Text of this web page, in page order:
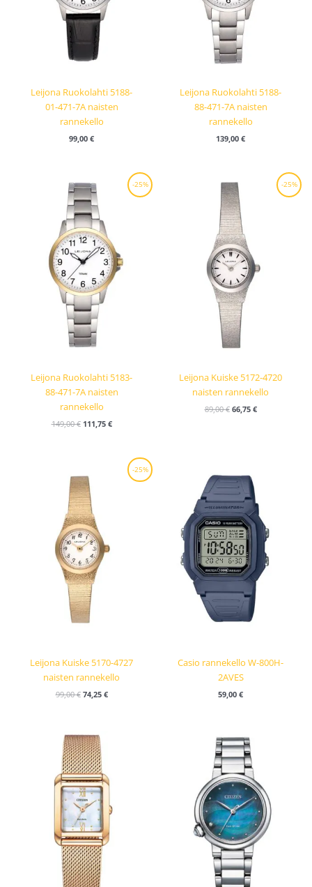
Leijona Ruokolahti 5188-
01-471-7A naisten
rannekello
99,00 €
Leijona Ruokolahti 5188-
88-471-7A naisten
rannekello
139,00 €
-25%
Leijona Ruokolahti 5183-
88-471-7A naisten
rannekello
149,00€
Alkuperäinen
hinta
oli:
149,00 €.
111,75 €
Nykyinen
hinta
-25%
Leijona Kuiske 5172-4720
naisten rannekello
89,00€
Alkuperäinen
hinta
oli:
89,00 €.
66,75 €
Nykyinen
-25%
Leijona Kuiske 5170-4727
naisten rannekello
99,00€
Alkuperäinen
hinta
oli:
99,00 €.
74,25 €
Nykyinen
Casio rannekello W-800H-
2AVES
59,00 €